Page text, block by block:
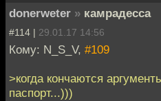
donerweter » камрадесса
#114 | 29.01.17 14:56
Кому: N_S_V, #109
>когда кончаются
паспорт...)))